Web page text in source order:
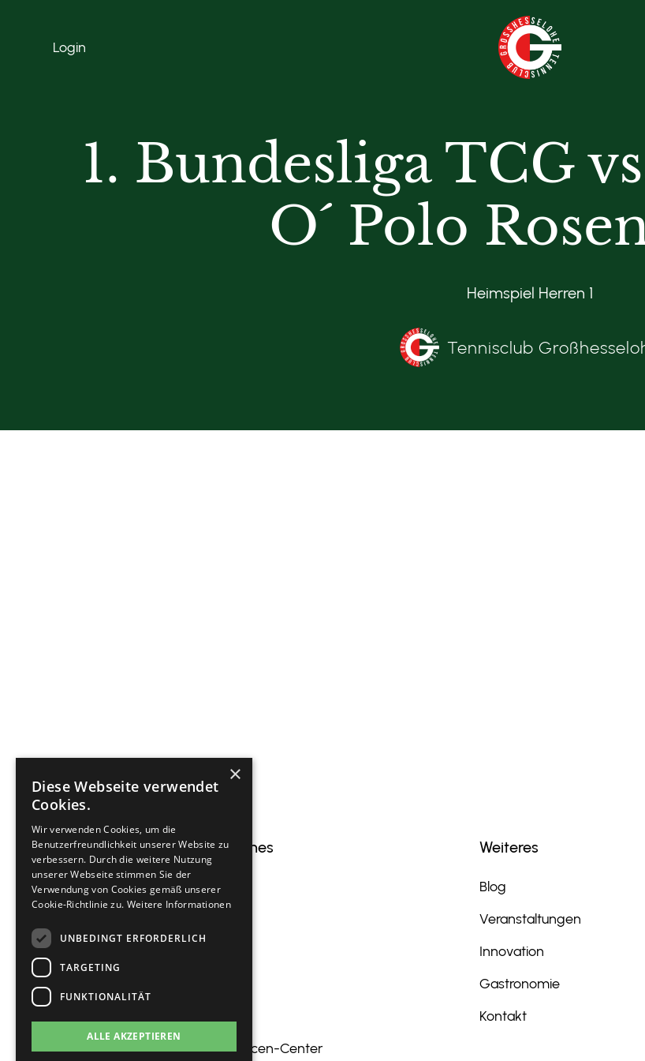
Login
1. Bundesliga TCG
O´ Polo
Heimspiel Herren 1
Tennisclub
Nützliches
Start
Ressourcen-Center
Weiteres
Blog
Veranstaltungen
Innovation
Gastronomie
Kontakt
×
Diese Webseite verwendet
Cookies.
Wir verwenden Cookies, um die
Benutzerfreundlichkeit unserer Website zu
verbessern. Durch die weitere Nutzung
unserer Webseite stimmen Sie der
Verwendung von Cookies gemäß unserer
Cookie-Richtlinie zu. Weitere Informationen
UNBEDINGT ERFORDERLICH
TARGETING
FUNKTIONALITÄT
ALLE AKZEPTIEREN